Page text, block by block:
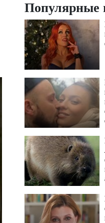
Популярные